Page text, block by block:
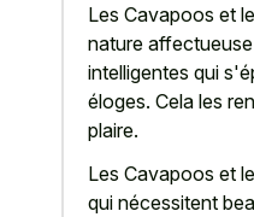
Les Cavapoos et
nature
intelligentes qui
éloges. Cela les
plaire.
Les Cavapoos et
qui nécessitent